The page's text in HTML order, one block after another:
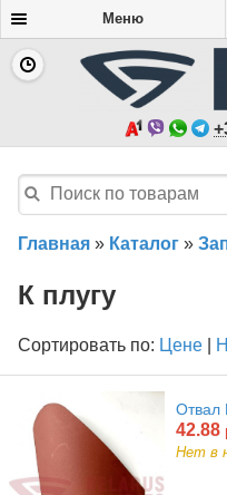
Меню
Главная » Каталог »
К плугу
Сортировать по: Цене
Отвал
42.88
Нет в